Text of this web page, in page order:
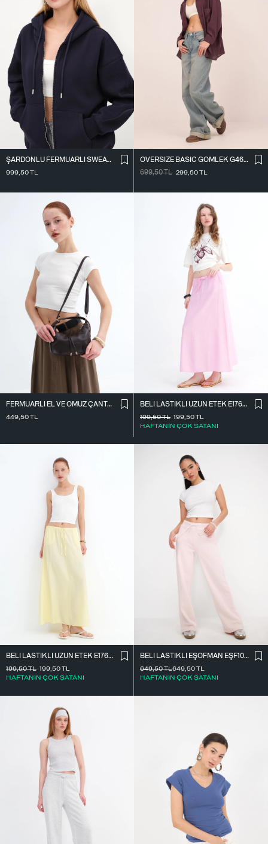
ŞARDONLU FERMUARLI SWEATSHIRT H9476-1
999,50TL
OVERSIZE BASIC GÖMLEK G4612-Z2
699,50TL 299,50TL
FERMUARLI EL VE OMUZ ÇANTASI Ç1064
449,50TL
BELI LASTIKLI UZUN ETEK E17627
199,50TL
HAFTANIN ÇOK SATANI
199,50TL
BELI LASTIKLI UZUN ETEK E17627
199,50TL
HAFTANIN ÇOK SATANI
199,50TL
BELI LASTIKLI EŞOFMAN EŞF10308-P10
649,50TL
HAFTANIN ÇOK SATANI
649,50TL